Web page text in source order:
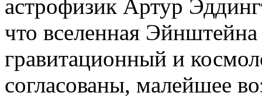
астрофизик Артур
что вселенная
гравитационный и
согласованы, малейшее